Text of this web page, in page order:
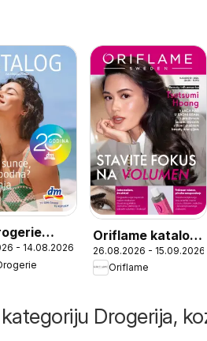
- 14.08.2026
Oriflame katalog
12
26.08.2026 - 15.09.2026
Oriflame
Drogerija,